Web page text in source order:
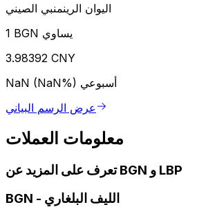
اليوان الرينمنبي الصيني
1 BGN يساوي
3.98392 CNY
NaN (NaN%) أسبوعي
عرض الرسم البياني
معلومات العملات
تعرف على المزيد عن BGN و LBP
BGN - الليف البلغاري